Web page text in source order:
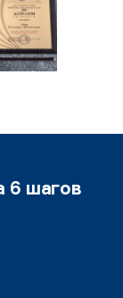
6 шагов